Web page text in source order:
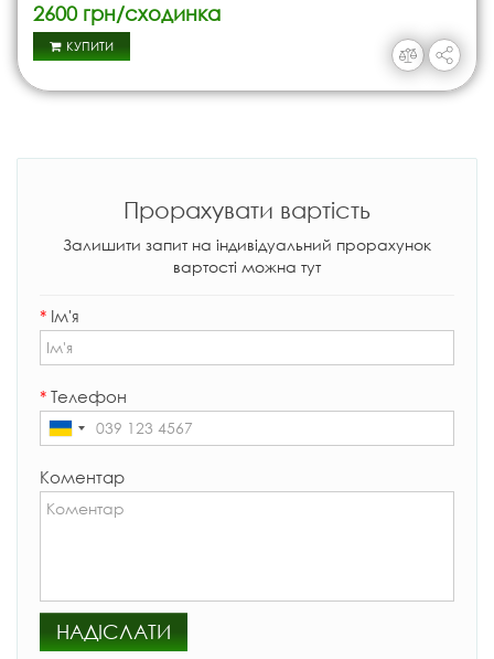
2600 грн/сходинка
КУПИТИ
Прорахувати вартість
Залишити запит на індивідуальний прорахунок
вартості можна тут
* Ім'я
* Телефон
Коментар
НАДІСЛАТИ